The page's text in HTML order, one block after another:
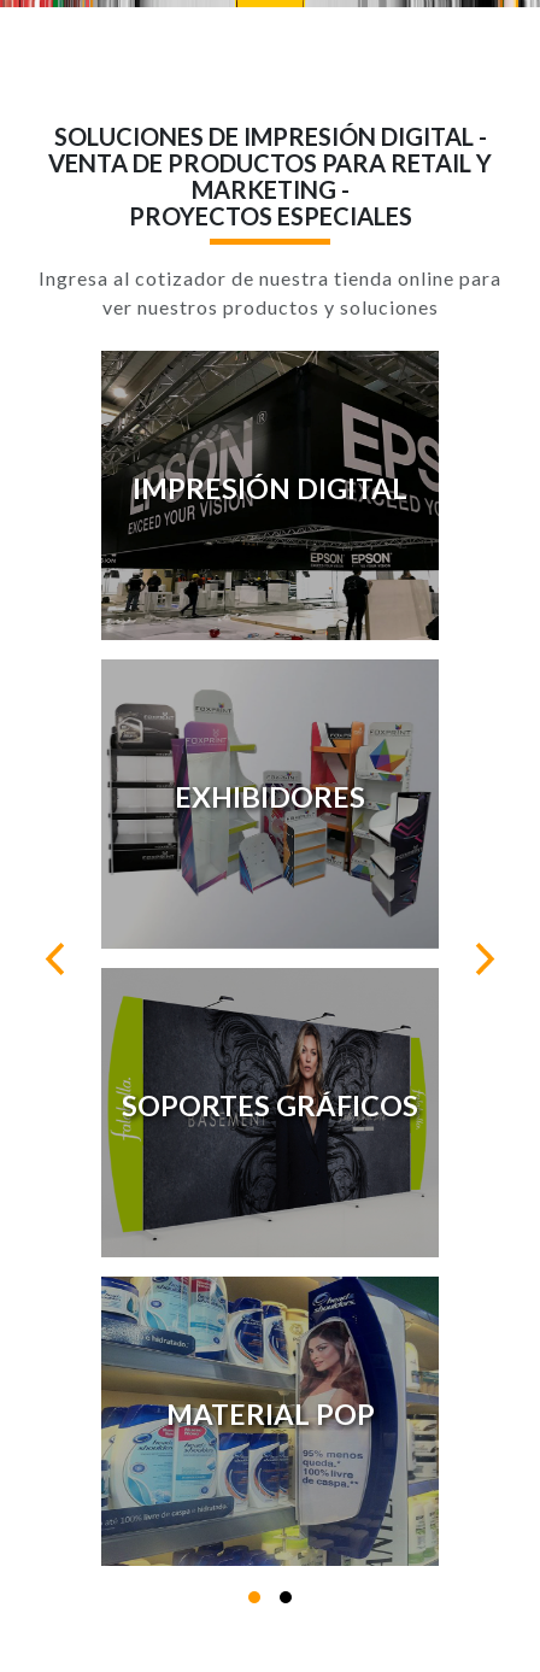
SOLUCIONES DE IMPRESIÓN DIGITAL -
VENTA DE PRODUCTOS PARA RETAIL Y
MARKETING -
PROYECTOS ESPECIALES
Ingresa al cotizador de nuestra tienda online para
ver nuestros productos y soluciones
IMPRESIÓN DIGITAL
EXHIBIDORES
SOPORTES GRÁFICOS
MATERIAL POP